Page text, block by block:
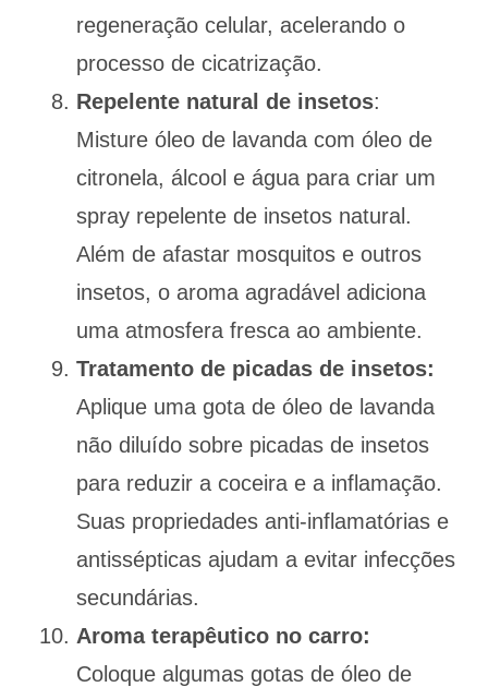
regeneração celular, acelerando o
processo de cicatrização.
Repelente natural de insetos:
Misture óleo de lavanda com óleo de
citronela, álcool e água para criar um
spray repelente de insetos natural.
Além de afastar mosquitos e outros
insetos, o aroma agradável adiciona
uma atmosfera fresca ao ambiente.
Tratamento de picadas de insetos:
Aplique uma gota de óleo de lavanda
não diluído sobre picadas de insetos
para reduzir a coceira e a inflamação.
Suas propriedades anti-inflamatórias e
antissépticas ajudam a evitar infecções
secundárias.
Aroma terapêutico no carro:
Coloque algumas gotas de óleo de